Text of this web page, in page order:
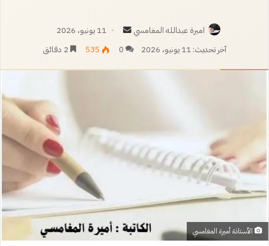
اميرة عبدالله المغامسي
أرسل
بريدا
11 يونيو، 2026
آخر تحديث: 11 يونيو، 2026
0
535
الأستاذة أميرة المغامسي